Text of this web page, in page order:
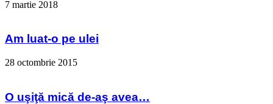
7 martie 2018
Am luat-o pe ulei
28 octombrie 2015
O uşiţă mică de-aş avea…